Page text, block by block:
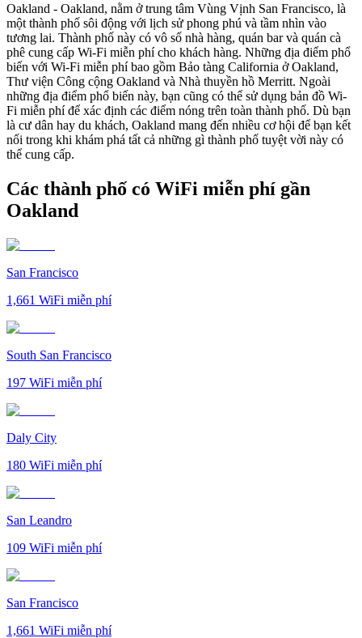
Oakland - Oakland, nằm ở trung tâm Vùng Vịnh San Francisco, là
một thành phố sôi động với lịch sử phong phú và tầm nhìn vào
tương lai. Thành phố này có vô số nhà hàng, quán bar và quán cà
phê cung cấp Wi-Fi miễn phí cho khách hàng. Những địa điểm phổ
biến với Wi-Fi miễn phí bao gồm Bảo tàng California ở Oakland,
Thư viện Công cộng Oakland và Nhà thuyền hồ Merritt. Ngoài
những địa điểm phổ biến này, bạn cũng có thể sử dụng bản đồ Wi-
Fi miễn phí để xác định các điểm nóng trên toàn thành phố. Dù bạn
là cư dân hay du khách, Oakland mang đến nhiều cơ hội để bạn kết
nối trong khi khám phá tất cả những gì thành phố tuyệt vời này có
thể cung cấp.
Các thành phố có WiFi miễn phí gần
Oakland
San Francisco
1,661 WiFi miễn phí
South San Francisco
197 WiFi miễn phí
Daly City
180 WiFi miễn phí
San Leandro
109 WiFi miễn phí
San Francisco
1,661 WiFi miễn phí